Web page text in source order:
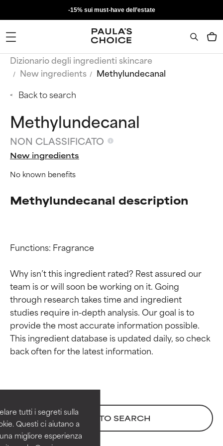
tutti i segreti sulla
Questi ci aiutano a
migliore esperienza
-15% sui must-have dell’estate
Dizionario degli ingredienti skincare
New ingredients
Methylundecanal
Back to search
Methylundecanal
NON CLASSIFICATO
New ingredients
No known benefits
Methylundecanal description
Functions: Fragrance
Why isn’t this ingredient rated? Rest assured our
team is or will soon be working on it. Going
through research takes time and ingredient
studies require in-depth analysis. Our goal is to
provide the most accurate information possible.
This ingredient database is updated daily, so check
BACK TO SEARCH
Valutazione degli
Comprovati e sostenuti da studi
indipendenti. Ingrediente attivo
eccezionale per la maggior
parte dei tipi di pelle o dei
Valutazione degli
Comprovati e sostenuti da studi
indipendenti. Ingrediente attivo
eccezionale per la maggior
parte dei tipi di pelle o dei